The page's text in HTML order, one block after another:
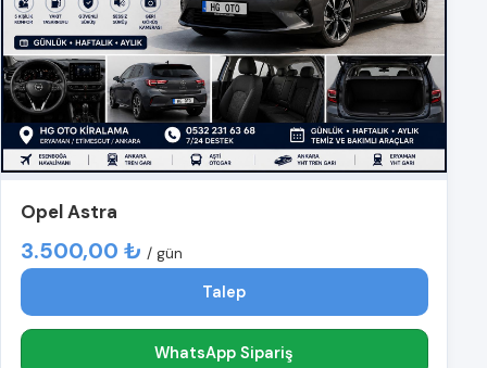
Opel Astra
3.500,00 ₺ / gün
Talep
WhatsApp Sipariş